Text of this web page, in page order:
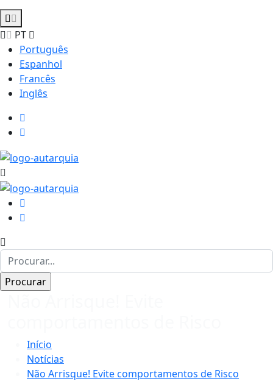
PT
Português
Espanhol
Francês
Inglês
Início
Notícias
Não Arrisque! Evite comportamentos de Risco